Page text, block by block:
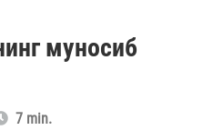
муносиб
7 min.